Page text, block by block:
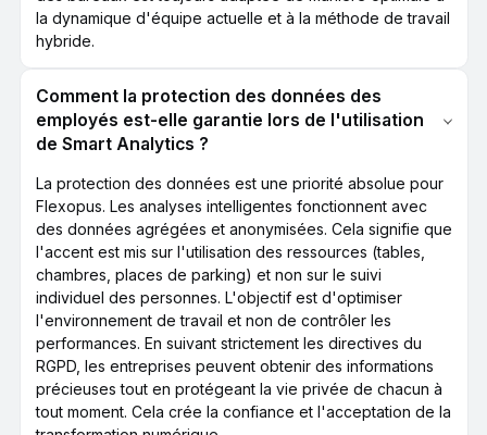
la dynamique d'équipe actuelle et à la méthode de travail
hybride.
Comment la protection des données des
employés est-elle garantie lors de l'utilisation
de Smart Analytics ?
La protection des données est une priorité absolue pour
Flexopus. Les analyses intelligentes fonctionnent avec
des données agrégées et anonymisées. Cela signifie que
l'accent est mis sur l'utilisation des ressources (tables,
chambres, places de parking) et non sur le suivi
individuel des personnes. L'objectif est d'optimiser
l'environnement de travail et non de contrôler les
performances. En suivant strictement les directives du
RGPD, les entreprises peuvent obtenir des informations
précieuses tout en protégeant la vie privée de chacun à
tout moment. Cela crée la confiance et l'acceptation de la